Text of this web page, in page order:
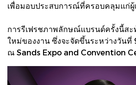
เพื่อมอบประสบการณ์ที่ครอบคลุมแก่
การรีเฟรชภาพลักษณ์แบรนด์ครั้งนี้ส
ใหม่ของงาน ซึ่งจะจัดขึ้นระหว่างวันที่
ณ Sands Expo and Convention